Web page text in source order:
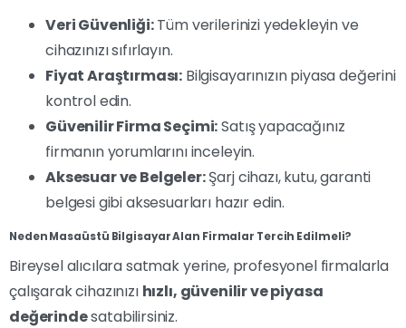
Veri Güvenliği:Tüm verilerinizi yedekleyin ve
cihazınızı sıfırlayın.
Fiyat Araştırması: Bilgisayarınızın piyasa değerini
kontrol edin.
Güvenilir Firma Seçimi:Satış yapacağınız
firmanın yorumlarını inceleyin.
Aksesuar ve Belgeler:Şarj cihazı, kutu, garanti
belgesi gibi aksesuarları hazır edin.
Neden Masaüstü Bilgisayar Alan Firmalar Tercih Edilmeli?
Bireysel alıcılara satmak yerine, profesyonel firmalarla
çalışarak cihazınızı hızlı, güvenilir ve piyasa
değerindesatabilirsiniz.